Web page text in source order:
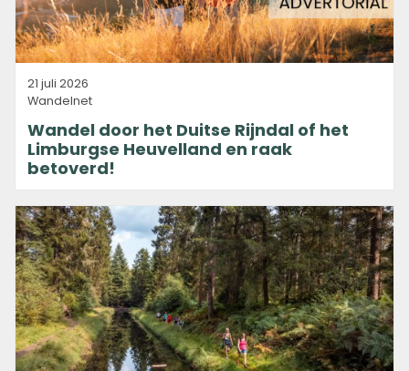
21 juli 2026
Wandelnet
Wandel door het Duitse Rijndal of het
Limburgse Heuvelland en raak
betoverd!